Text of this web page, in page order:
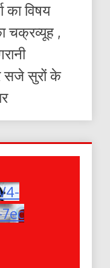
का विषय
चक्रव्यूह ,
सजे सुरों के